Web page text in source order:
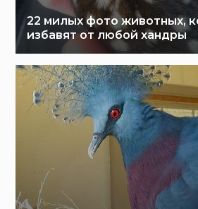
22 милых фото животных,
избавят от любой хандры